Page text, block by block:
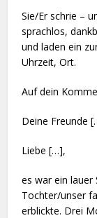
Sie/Er schrie –
sprachlos,
und laden ein
Uhrzeit, Ort.
Auf dein
Deine Freunde
Liebe […],
es war ein lauer
Tochter/unser
erblickte. Drei